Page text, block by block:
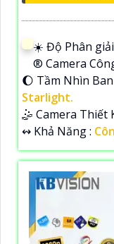
☀️ Độ Phân
®️ Camera
🌔 Tầm Nhìn
Starlight.
🤹 Camera Thiết
️↭ Khả Năng :